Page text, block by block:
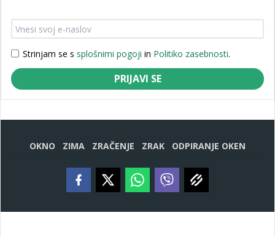
Strinjam se s splošnimi pogoji in Politiko zasebnosti.
PRIJAVI SE
OKNO ZIMA ZRAČENJE ZRAK ODPIRANJE OKEN